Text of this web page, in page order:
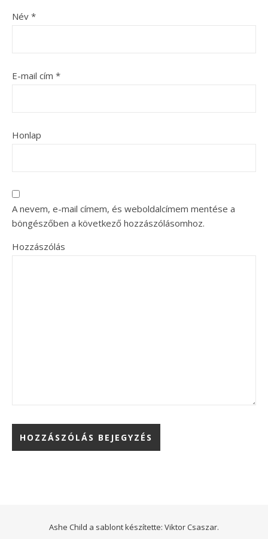
Név *
E-mail cím *
Honlap
A nevem, e-mail címem, és weboldalcímem mentése a
böngészőben a következő hozzászólásomhoz.
Hozzászólás
Ashe Child a sablont készítette: Viktor Csaszar.